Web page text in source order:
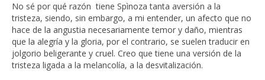
No sé por qué razón tiene Spìnoza tanta aversión a la
tristeza, siendo, sin embargo, a mi entender, un afecto que no
hace de la angustia necesariamente temor y daño, mientras
que la alegría y la gloria, por el contrario, se suelen traducir en
jolgorio beligerante y cruel. Creo que tiene una versión de la
tristeza ligada a la melancolía, a la desvitalización.